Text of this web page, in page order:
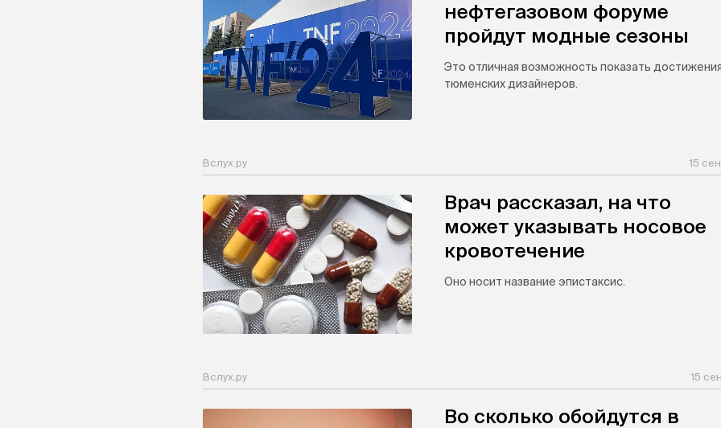
нефтегазовом форуме
пройдут модные сезоны
Это отличная возможность показать достижения
тюменских дизайнеров.
Вслух.ру 15
Врач рассказал, на что
может указывать носовое
кровотечение
Оно носит название эпистаксис.
Вслух.ру 15
Во сколько обойдутся в